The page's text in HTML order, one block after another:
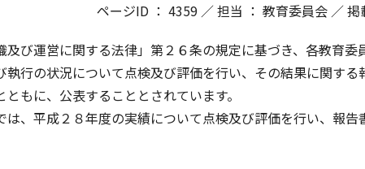
ページID ： 4359 ／ 担当 ： 教育委員会 ／
び運営に関する法律」第２６条の規定に基づき、各教育委
行の状況について点検及び評価を行い、その結果に関する
もに、公表することとされています。
、平成２８年度の実績について点検及び評価を行い、報告